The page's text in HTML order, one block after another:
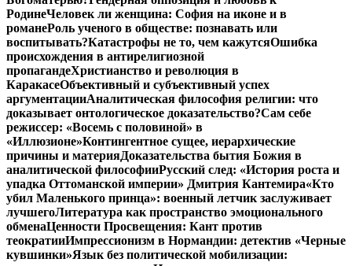
РодинеЧеловек ли женщина: София на иконе и в
романеРоль ученого в обществе: познавать или
воспитывать?Катастрофы не то, чем кажутсяОшибка
происхождения в антирелигиозной
пропагандеХристианство и революция в
КаракасеОбъективный и субъективный успех
аргументацииАналитическая философия религии: что
доказывает онтологическое доказательство?Сам себе
режиссер: «Восемь с половиной» в
«Иллюзионе»Контингентное сущее, иерархические
причины и материяДоказательства бытия Божия в
аналитической философииРусский след: «История роста и
упадка Оттоманской империи» Дмитрия Кантемира«Кто
убил Маленького принца»: военный летчик заслуживает
лучшегоЛитература как пространство эмоционального
обменаЦенности Просвещения: Кант против
теократииИмпрессионизм в Нормандии: детектив «Черные
кувшинки»Язык без политической мобилизации: